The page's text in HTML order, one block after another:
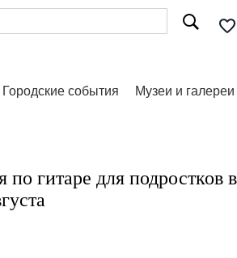
Городские события Музеи и галереи
по гитаре для подростков